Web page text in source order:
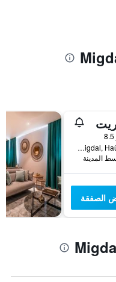
Rgj8GM Migdal, Migdal, Haûafon (Northern), اسرائيل
الصفقة